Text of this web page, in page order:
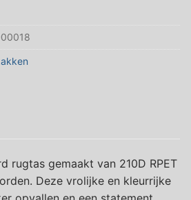
rugtas gemaakt van 210D RPET
Deze vrolijke en kleurrijke